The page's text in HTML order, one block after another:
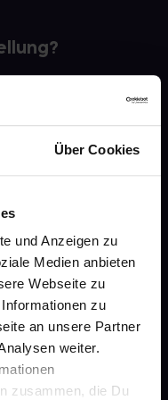
Über Cookies
und Anzeigen zu
Medien anbieten
Webseite zu
zu
an unsere Partner
weiter.
zusammen, die Du